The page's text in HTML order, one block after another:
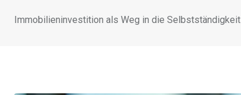
Immobilieninvestition als Weg in die Selbstständigkeit